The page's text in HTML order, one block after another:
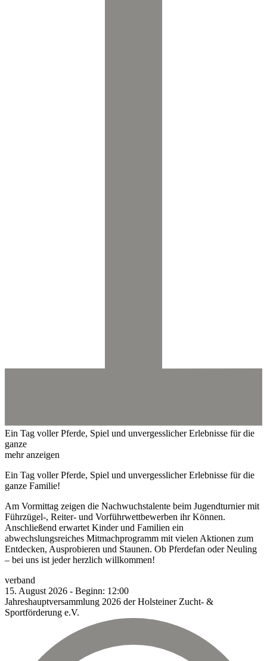
Ein Tag voller Pferde, Spiel und unvergesslicher Erlebnisse für die
ganze
mehr anzeigen
Ein Tag voller Pferde, Spiel und unvergesslicher Erlebnisse für die
ganze Familie!
Am Vormittag zeigen die Nachwuchstalente beim Jugendturnier mit
Führzügel-, Reiter- und Vorführwettbewerben ihr Können.
Anschließend erwartet Kinder und Familien ein
abwechslungsreiches Mitmachprogramm mit vielen Aktionen zum
Entdecken, Ausprobieren und Staunen. Ob Pferdefan oder Neuling
– bei uns ist jeder herzlich willkommen!
verband
15. August 2026 - Beginn: 12:00
Jahreshauptversammlung 2026 der Holsteiner Zucht- &
Sportförderung e.V.